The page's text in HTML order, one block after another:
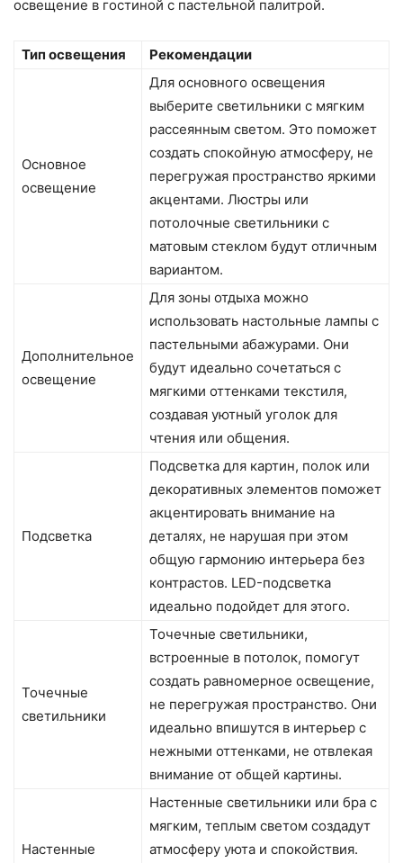
освещение в гостиной с пастельной палитрой.
Тип освещения Рекомендации
Основное
освещение
Для основного освещения
выберите светильники с мягким
рассеянным светом. Это поможет
создать спокойную атмосферу, не
перегружая пространство яркими
акцентами. Люстры или
потолочные светильники с
матовым стеклом будут отличным
вариантом.
Дополнительное
освещение
Для зоны отдыха можно
использовать настольные лампы с
пастельными абажурами. Они
будут идеально сочетаться с
мягкими оттенками текстиля,
создавая уютный уголок для
чтения или общения.
Подсветка
Подсветка для картин, полок или
декоративных элементов поможет
акцентировать внимание на
деталях, не нарушая при этом
общую гармонию интерьера без
контрастов. LED-подсветка
идеально подойдет для этого.
Точечные
светильники
Точечные светильники,
встроенные в потолок, помогут
создать равномерное освещение,
не перегружая пространство. Они
идеально впишутся в интерьер с
нежными оттенками, не отвлекая
внимание от общей картины.
Настенные
Настенные светильники или бра с
мягким, теплым светом создадут
атмосферу уюта и спокойствия.